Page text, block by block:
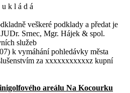
u k l á d á
veškeré podklady a předat je
Srnec, Mgr. Hájek & spol.
služeb
k vymáhání pohledávky města
za xxxxxxxxxxxz kupní
areálu Na Kocourku